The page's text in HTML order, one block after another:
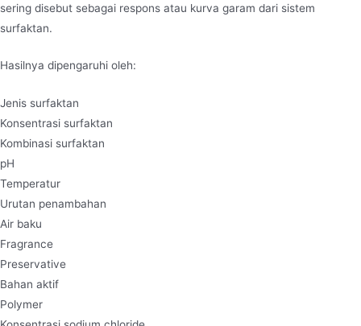
sering disebut sebagai respons atau kurva garam dari sistem
surfaktan.
Hasilnya dipengaruhi oleh:
Jenis surfaktan
Konsentrasi surfaktan
Kombinasi surfaktan
pH
Temperatur
Urutan penambahan
Air baku
Fragrance
Preservative
Bahan aktif
Polymer